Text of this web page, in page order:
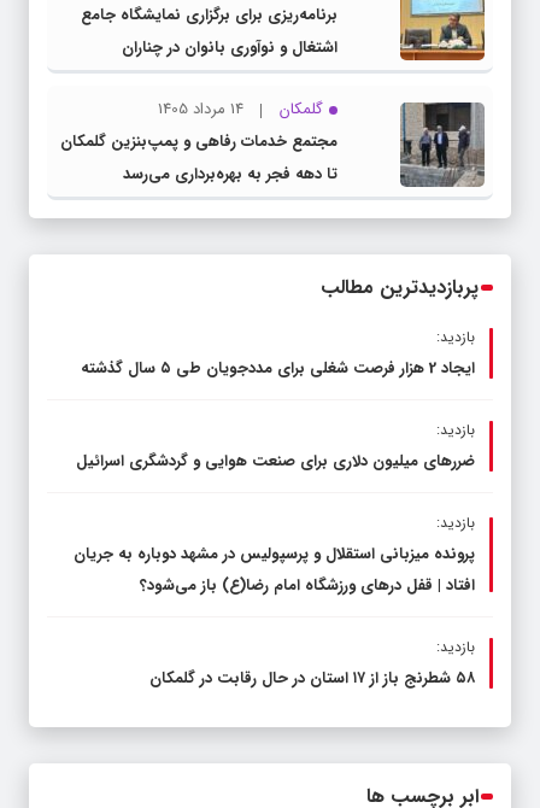
برنامه‌ریزی برای برگزاری نمایشگاه جامع
اشتغال و نوآوری بانوان در چناران
گلمکان
14 مرداد 1405
مجتمع خدمات رفاهی و پمپ‌بنزین گلمکان
تا دهه فجر به بهره‌برداری می‌رسد
پربازدیدترین مطالب
بازدید:
ایجاد 2 هزار فرصت شغلی برای مددجویان طی ۵ سال گذشته
بازدید:
ضررهای میلیون دلاری برای صنعت هوایی و گردشگری اسرائیل
بازدید:
پرونده میزبانی استقلال و پرسپولیس در مشهد دوباره به جریان
افتاد | قفل در‌های ورزشگاه امام رضا(ع) باز می‌شود؟
بازدید:
۵۸ شطرنج‌ باز از ۱۷ استان در حال رقابت در گلمکان
ابر برچسب ها